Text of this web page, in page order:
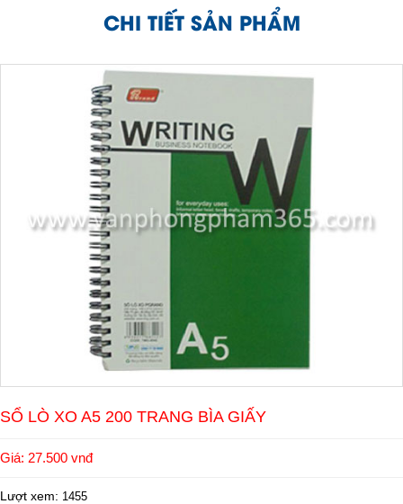
CHI TIẾT SẢN PHẨM
SỔ LÒ XO A5 200 TRANG BÌA GIẤY
Giá: 27.500 vnđ
Lượt xem: 1455